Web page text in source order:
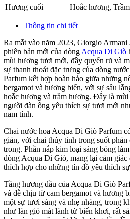
Hương cuối
Hoắc hương,
Thông tin chi tiết
Ra mắt vào năm 2023, Giorgio
phiên bản mới của dòng Acqua Di Giò
mùi hương tươi mới, đầy quyến rũ và
sự thanh thoát đặc trưng của dòng
Parfum kết hợp hoàn hảo giữa những
bergamot và hương biển, với sự sâu
hoắc hương và trầm hương. Đây là
người đàn ông yêu thích sự tươi mới
nam tính.
Chai nước hoa Acqua Di Giò Parfum
giản, với chai thủy tinh trong suốt phản
trong. Phần nắp kim loại sáng bóng
dòng Acqua Di Giò, mang lại cảm giác
thích hợp cho những tín đồ yêu thích
Tầng hương đầu của Acqua Di Giò
và dễ chịu từ cam bergamot và hương
một sự tươi sáng và nhẹ nhàng, trong
như làn gió mát lành từ biển khơi, rất